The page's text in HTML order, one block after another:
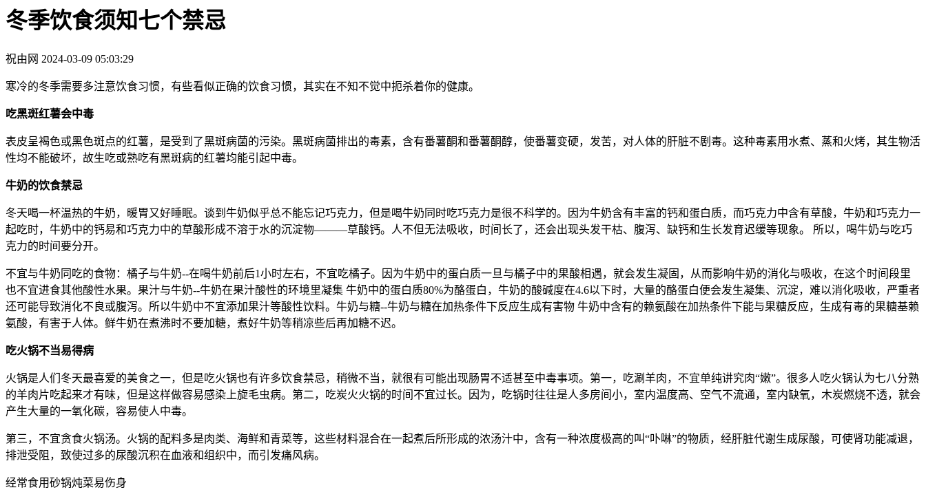
冬季饮食须知七个禁忌
祝由网 2024-03-09 05:03:29
寒冷的冬季需要多注意饮食习惯，有些看似正确的饮食习惯，其实在不知不觉中扼杀着你的健康。
吃黑斑红薯会中毒
表皮呈褐色或黑色斑点的红薯，是受到了黑斑病菌的污染。黑斑病菌排出的毒素，含有番薯酮和番薯酮醇，使番薯变硬，发苦，对人体的肝脏不剧毒。这种毒素用水煮、蒸和火烤，其生物活
性均不能破坏，故生吃或熟吃有黑斑病的红薯均能引起中毒。
牛奶的饮食禁忌
冬天喝一杯温热的牛奶，暖胃又好睡眠。谈到牛奶似乎总不能忘记巧克力，但是喝牛奶同时吃巧克力是很不科学的。因为牛奶含有丰富的钙和蛋白质，而巧克力中含有草酸，牛奶和巧克力一
起吃时，牛奶中的钙易和巧克力中的草酸形成不溶于水的沉淀物———草酸钙。人不但无法吸收，时间长了，还会出现头发干枯、腹泻、缺钙和生长发育迟缓等现象。 所以，喝牛奶与吃巧
克力的时间要分开。
不宜与牛奶同吃的食物：橘子与牛奶--在喝牛奶前后1小时左右，不宜吃橘子。因为牛奶中的蛋白质一旦与橘子中的果酸相遇，就会发生凝固，从而影响牛奶的消化与吸收，在这个时间段里
也不宜进食其他酸性水果。果汁与牛奶--牛奶在果汁酸性的环境里凝集 牛奶中的蛋白质80%为酪蛋白，牛奶的酸碱度在4.6以下时，大量的酪蛋白便会发生凝集、沉淀，难以消化吸收，严重者
还可能导致消化不良或腹泻。所以牛奶中不宜添加果汁等酸性饮料。牛奶与糖--牛奶与糖在加热条件下反应生成有害物 牛奶中含有的赖氨酸在加热条件下能与果糖反应，生成有毒的果糖基赖
氨酸，有害于人体。鲜牛奶在煮沸时不要加糖，煮好牛奶等稍凉些后再加糖不迟。
吃火锅不当易得病
火锅是人们冬天最喜爱的美食之一，但是吃火锅也有许多饮食禁忌，稍微不当，就很有可能出现肠胃不适甚至中毒事项。第一，吃涮羊肉，不宜单纯讲究肉“嫩”。很多人吃火锅认为七八分熟
的羊肉片吃起来才有味，但是这样做容易感染上旋毛虫病。第二，吃炭火火锅的时间不宜过长。因为，吃锅时往往是人多房间小，室内温度高、空气不流通，室内缺氧，木炭燃烧不透，就会
产生大量的一氧化碳，容易使人中毒。
第三，不宜贪食火锅汤。火锅的配料多是肉类、海鲜和青菜等，这些材料混合在一起煮后所形成的浓汤汁中，含有一种浓度极高的叫“卟啉”的物质，经肝脏代谢生成尿酸，可使肾功能减退，
排泄受阻，致使过多的尿酸沉积在血液和组织中，而引发痛风病。
经常食用砂锅炖菜易伤身